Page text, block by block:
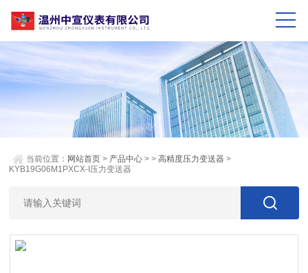
当前位置： 网站首页 > 产品中心 > >高精度压力变送器 >
KYB19G06M1PXCX-I压力变送器